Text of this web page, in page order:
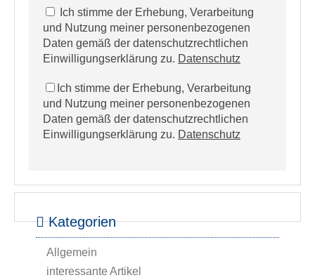
Ich stimme der Erhebung, Verarbeitung
und Nutzung meiner personenbezogenen
Daten gemäß der datenschutzrechtlichen
Einwilligungserklärung zu. Datenschutz
Ich stimme der Erhebung, Verarbeitung
und Nutzung meiner personenbezogenen
Daten gemäß der datenschutzrechtlichen
Einwilligungserklärung zu. Datenschutz
Kategorien
Allgemein
interessante Artikel